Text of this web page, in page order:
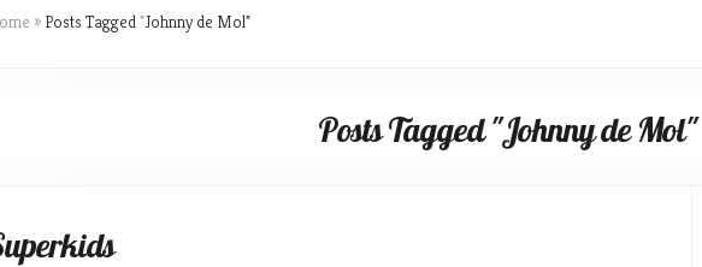
» Posts Tagged"Johnny de Mol"
Posts Tagged "Johnny de Mol"